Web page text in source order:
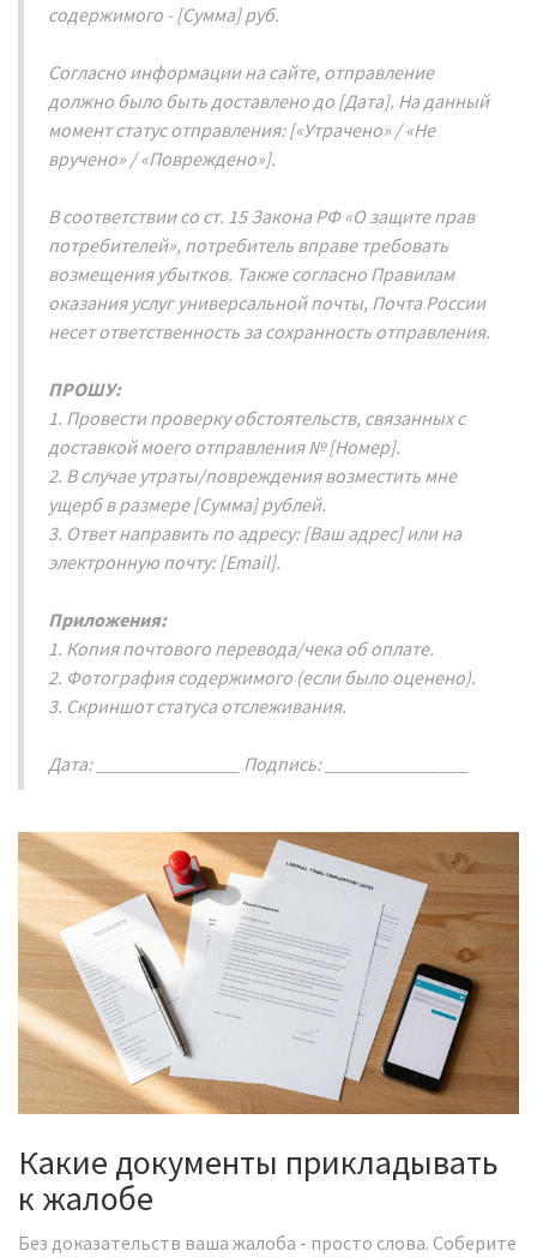
содержимого - [Сумма] руб.
Согласно информации на сайте, отправление
должно было быть доставлено до [Дата]. На данный
момент статус отправления: [«Утрачено» / «Не
вручено» / «Повреждено»].
В соответствии со ст. 15 Закона РФ «О защите прав
потребителей», потребитель вправе требовать
возмещения убытков. Также согласно Правилам
оказания услуг универсальной почты, Почта России
несет ответственность за сохранность отправления.
ПРОШУ:
1. Провести проверку обстоятельств, связанных с
доставкой моего отправления № [Номер].
2. В случае утраты/повреждения возместить мне
ущерб в размере [Сумма] рублей.
3. Ответ направить по адресу: [Ваш адрес] или на
электронную почту: [Email].
Приложения:
1. Копия почтового перевода/чека об оплате.
2. Фотография содержимого (если было оценено).
3. Скриншот статуса отслеживания.
Дата: _______________ Подпись: _______________
Какие документы прикладывать
к жалобе
Без доказательств ваша жалоба - просто слова. Соберите